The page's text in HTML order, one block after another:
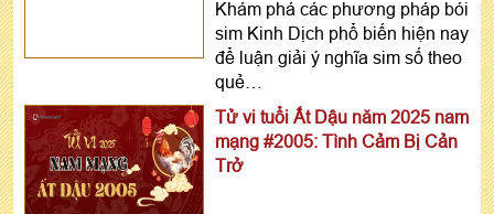
Khám phá các phương pháp bói
sim Kinh Dịch phổ biến hiện nay
để luận giải ý nghĩa sim số theo
quẻ…
Tử vi tuổi Ất Dậu năm 2025 nam
mạng #2005: Tình Cảm Bị Cản
Trở